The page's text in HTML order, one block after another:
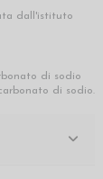
dall'istituto
di sodio
di sodio.